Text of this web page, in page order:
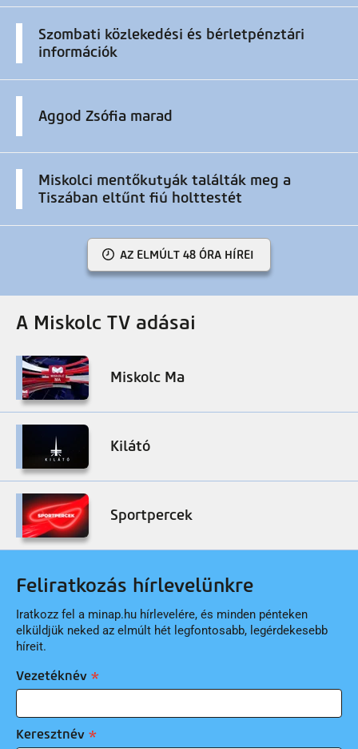
Szombati közlekedési és bérletpénztári
információk
Aggod Zsófia marad
Miskolci mentőkutyák találták meg a
Tiszában eltűnt fiú holttestét
AZ ELMÚLT 48 ÓRA HÍREI
A Miskolc TV adásai
Miskolc Ma
Kilátó
Sportpercek
Feliratkozás hírlevelünkre
Iratkozz fel a minap.hu hírlevelére, és minden pénteken
elküldjük neked az elmúlt hét legfontosabb, legérdekesebb
híreit.
Vezetéknév
Keresztnév